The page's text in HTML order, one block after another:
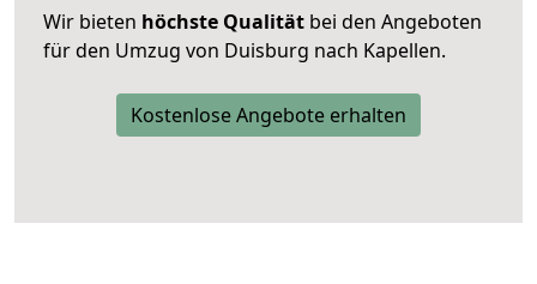
Wir bieten höchste Qualität bei den Angeboten
für den Umzug von Duisburg nach Kapellen.
Kostenlose Angebote erhalten